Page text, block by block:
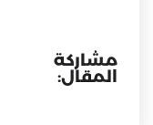
مشاركة
المقال: